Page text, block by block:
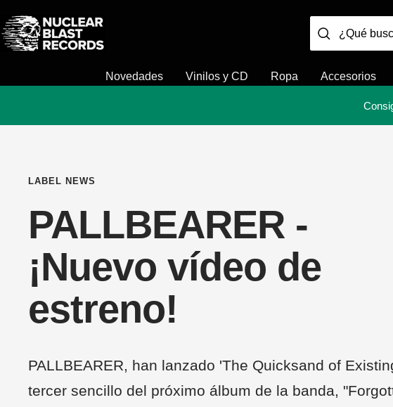
al
contenido
Nuclear
Blast
Novedades Vinilos y CD Ropa Accesorios
LABEL NEWS
PALLBEARER -
¡Nuevo vídeo de
estreno!
PALLBEARER, han lanzado 'The Quicksand of
tercer sencillo del próximo álbum de la banda,